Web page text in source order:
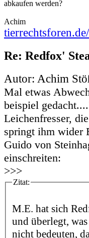
abkaufen werden?
Achim
Re: Redfox'
Autor: Achim
Mal etwas
beispiel
Leichenfresser,
springt ihm wider
Guido von
einschreiten:
>>>
Zitat:
M.E. hat sich
und überlegt,
nicht bedeuten,